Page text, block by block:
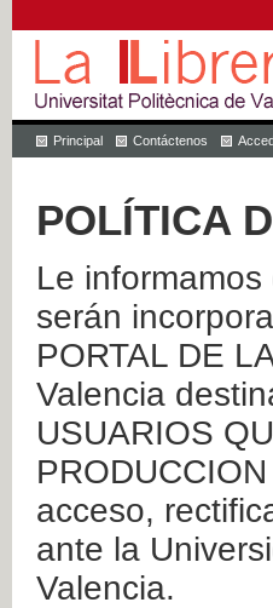
Principal Contáctenos
POLÍTICA
Le
serán
PORTAL DE
Valencia
USUARIOS
acceso,
ante la
Valencia.